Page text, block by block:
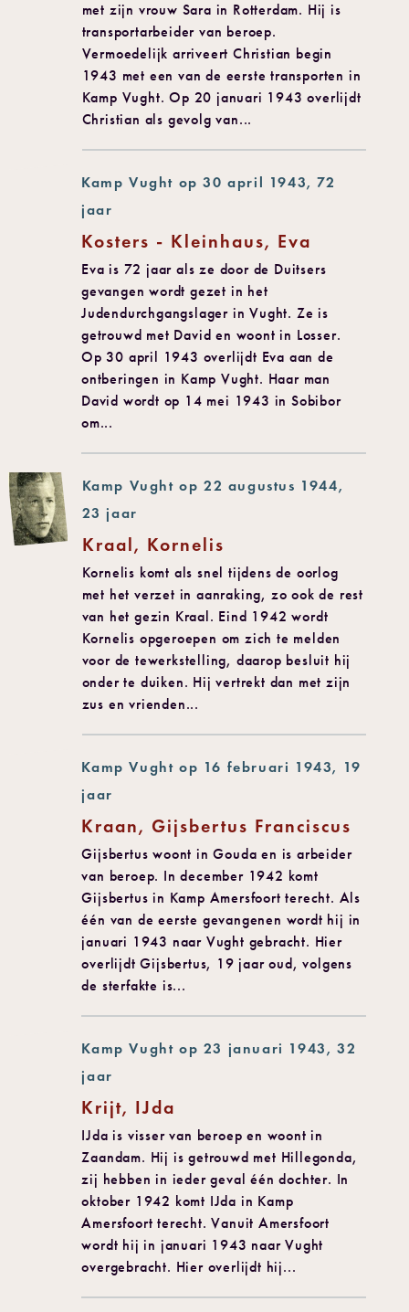
met zijn vrouw Sara in Rotterdam. Hij is
transportarbeider van beroep.
Vermoedelijk arriveert Christian begin
1943 met een van de eerste transporten in
Kamp Vught. Op 20 januari 1943 overlijdt
Christian als gevolg van...
Kamp Vught op 30 april 1943, 72
jaar
Kosters - Kleinhaus, Eva
Eva is 72 jaar als ze door de Duitsers
gevangen wordt gezet in het
Judendurchgangslager in Vught. Ze is
getrouwd met David en woont in Losser.
Op 30 april 1943 overlijdt Eva aan de
ontberingen in Kamp Vught. Haar man
David wordt op 14 mei 1943 in Sobibor
om...
Kamp Vught op 22 augustus 1944,
23 jaar
Kraal, Kornelis
Kornelis komt als snel tijdens de oorlog
met het verzet in aanraking, zo ook de rest
van het gezin Kraal. Eind 1942 wordt
Kornelis opgeroepen om zich te melden
voor de tewerkstelling, daarop besluit hij
onder te duiken. Hij vertrekt dan met zijn
zus en vrienden...
Kamp Vught op 16 februari 1943, 19
jaar
Kraan, Gijsbertus Franciscus
Gijsbertus woont in Gouda en is arbeider
van beroep. In december 1942 komt
Gijsbertus in Kamp Amersfoort terecht. Als
één van de eerste gevangenen wordt hij in
januari 1943 naar Vught gebracht. Hier
overlijdt Gijsbertus, 19 jaar oud, volgens
de sterfakte is...
Kamp Vught op 23 januari 1943, 32
jaar
Krijt, IJda
IJda is visser van beroep en woont in
Zaandam. Hij is getrouwd met Hillegonda,
zij hebben in ieder geval één dochter. In
oktober 1942 komt IJda in Kamp
Amersfoort terecht. Vanuit Amersfoort
wordt hij in januari 1943 naar Vught
overgebracht. Hier overlijdt hij...